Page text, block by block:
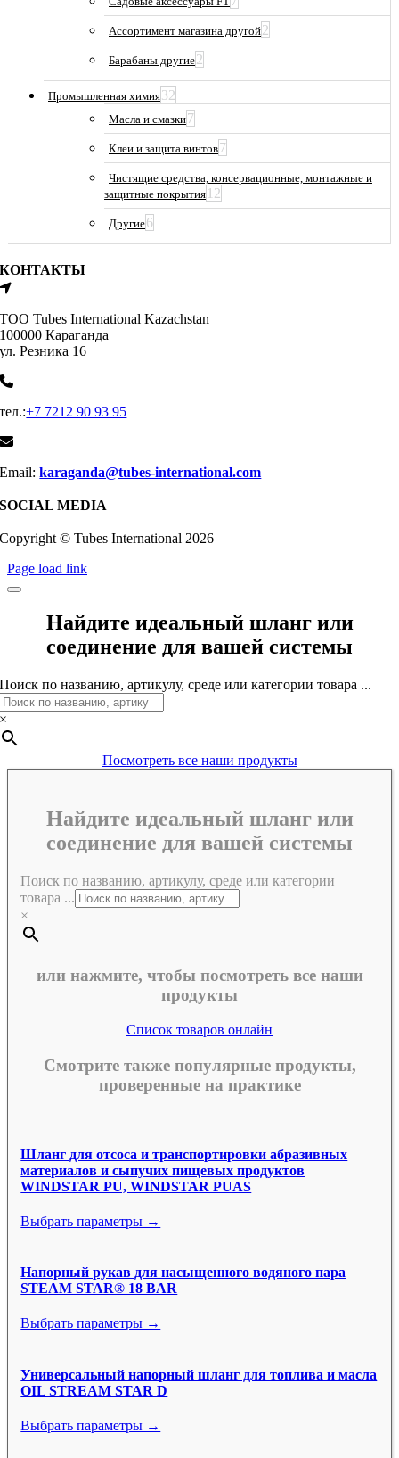
Ассортимент магазина другой2
Барабаны другие2
Промышленная химия32
Масла и смазки7
Клеи и защита винтов7
Чистящие средства, консервационные, монтажные и
защитные покрытия 12
Другие6
КОНТАКТЫ
ТОО Tubes International Kazachstan
100000 Караганда
ул. Резника 16
тел.:+7 7212 90 93 95
Email:karaganda@tubes-international.com
SOCIAL MEDIA
Copyright © Tubes International 2026
Page load link
Найдите идеальный шланг или
соединение для вашей системы
Поиск по названию, артикулу, среде или категории товара ...
×
Посмотреть все наши продукты
Найдите идеальный шланг или
соединение для вашей системы
Поиск по названию, артикулу, среде или категории
товара ...
×
или нажмите, чтобы посмотреть все наши
продукты
Список товаров онлайн
Смотрите также популярные продукты,
проверенные на практике
Шланг для отсоса и транспортировки абразивных
материалов и сыпучих пищевых продуктов
WINDSTAR PU, WINDSTAR PUAS
Выбрать параметры →
Напорный рукав для насыщенного водяного пара
STEAM STAR® 18 BAR
Выбрать параметры →
Универсальный напорный шланг для топлива и масла
OIL STREAM STAR D
Выбрать параметры →